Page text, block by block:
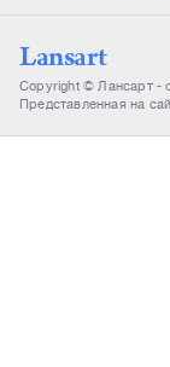
Lansart
Copyright © Лансарт -
Представленная на